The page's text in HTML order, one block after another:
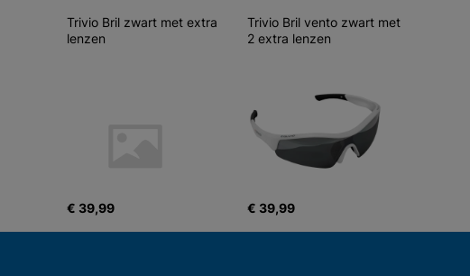
Trivio Bril zwart met extra
lenzen
€ 39,99
Trivio Bril vento zwart met
2 extra lenzen
€ 39,99